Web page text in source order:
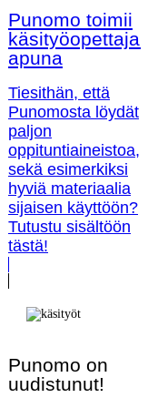
Punomo toimii
apuna
Tiesithän, että
Punomosta löydät
paljon
oppituntiaineistoa,
sekä esimerkiksi
hyviä materiaalia
sijaisen käyttöön?
Tutustu sisältöön
tästä!
Punomo on
uudistunut!